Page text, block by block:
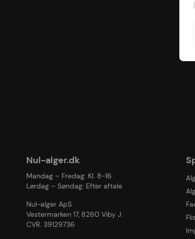
Nul-alger.dk
Mandag – Fredag: Kl. 8-16
Lørdag – Søndag: Efter aftale
Nul-alger ApS
Vestermarken 17, 8260 Viby J.
CVR. 39129736